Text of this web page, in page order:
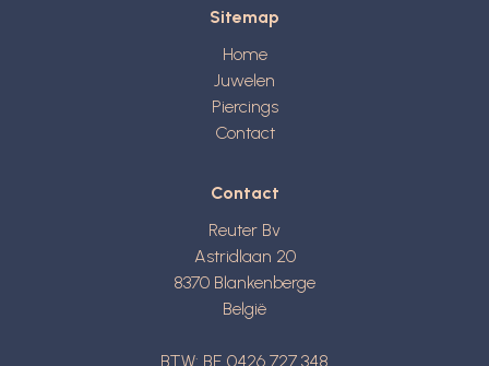
Sitemap
Home
Juwelen
Piercings
Contact
Contact
Reuter Bv
Astridlaan 20
8370 Blankenberge
België
BTW: BE 0426 727 348